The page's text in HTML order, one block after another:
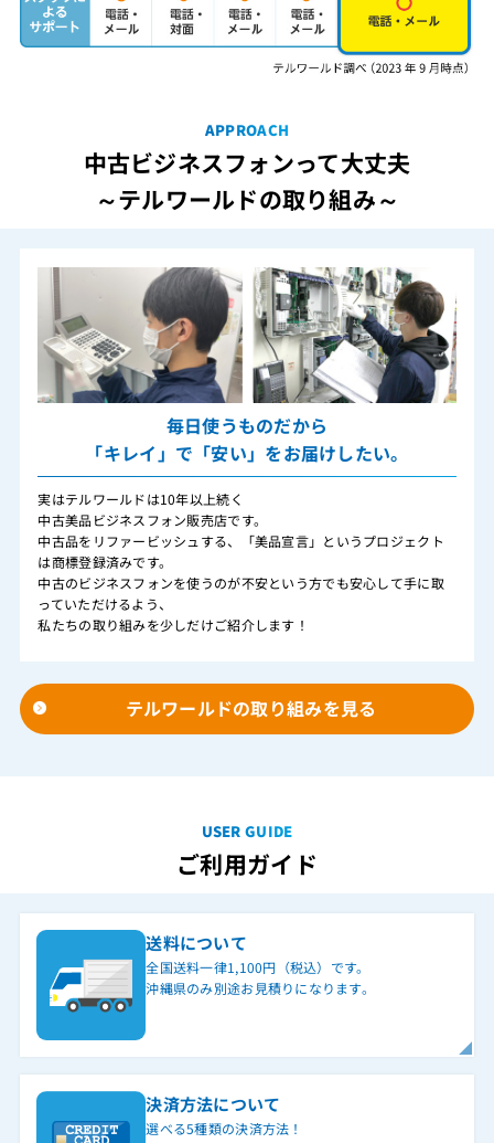
APPROACH
中古ビジネスフォンって大丈夫
～テルワールドの取り組み～
毎日使うものだから
「キレイ」で「安い」をお届けしたい。
実はテルワールドは10年以上続く
中古美品ビジネスフォン販売店です。
中古品をリファービッシュする、「美品宣言」というプロジェクト
は商標登録済みです。
中古のビジネスフォンを使うのが不安という方でも安心して手に取
っていただけるよう、
私たちの取り組みを少しだけご紹介します！
テルワールドの取り組みを見る
USER GUIDE
ご利用ガイド
送料について
全国送料一律1,100円（税込）です。
沖縄県のみ別途お見積りになります。
決済方法について
選べる5種類の決済方法！